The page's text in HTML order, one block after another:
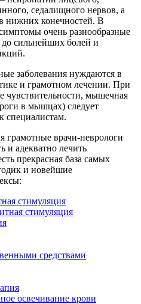
седалищного нервов, а
нижних конечностей. В
очень разнообразные
сильнейших болей и
заболевания нуждаются в
и грамотном лечении. При
чувствительности, мышечная
в мышцах) следует
специалистам.
грамотные врачи-неврологи
и адекватно лечить
прекрасная база самых
и новейшие
стимуляция
стимуляция
средствами
освечивание крови